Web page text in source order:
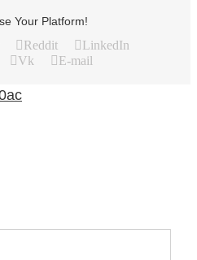
Your Platform!
Reddit
LinkedIn
Vk E-mail